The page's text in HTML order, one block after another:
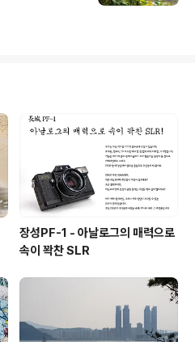
장성PF-1 - 아날로그의 매력으로
속이 꽉찬 SLR